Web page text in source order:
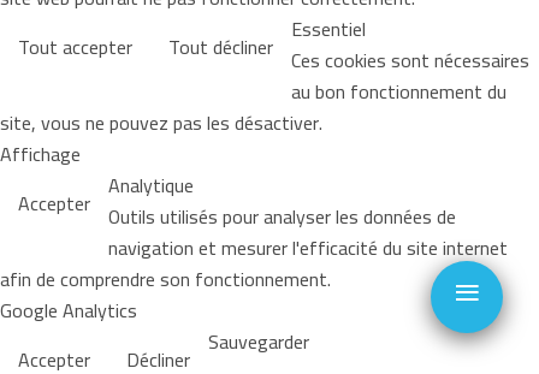
Tout accepter
Tout décliner Essentiel
Ces cookies sont nécessaires
au bon fonctionnement du
site, vous ne pouvez pas les désactiver.
Affichage
Accepter Analytique
Outils utilisés pour analyser les données de
navigation et mesurer l'efficacité du site internet
afin de comprendre son fonctionnement.
Google Analytics
Accepter
Décliner Sauvegarder
≡